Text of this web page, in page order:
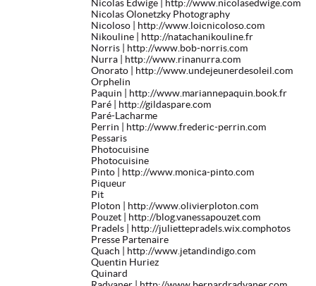
Nicolas Edwige | http://www.nicolasedwige.com
Nicolas Olonetzky Photography
Nicoloso | http://www.loicnicoloso.com
Nikouline | http://natachanikouline.fr
Norris | http://www.bob-norris.com
Nurra | http://www.rinanurra.com
Onorato | http://www.undejeunerdesoleil.com
Orphelin
Paquin | http://www.mariannepaquin.book.fr
Paré | http://gildaspare.com
Paré-Lacharme
Perrin | http://www.frederic-perrin.com
Pessaris
Photocuisine
Photocuisine
Pinto | http://www.monica-pinto.com
Piqueur
Pit
Ploton | http://www.olivierploton.com
Pouzet | http://blog.vanessapouzet.com
Pradels | http://juliettepradels.wix.comphotos
Presse Partenaire
Quach | http://www.jetandindigo.com
Quentin Huriez
Quinard